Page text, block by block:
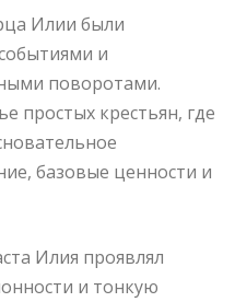
Илии были
и
поворотами.
простых крестьян, где
базовые ценности и
Илия проявлял
и тонкую